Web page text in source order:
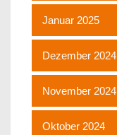
Januar 2025
Dezember 2024
November 2024
Oktober 2024